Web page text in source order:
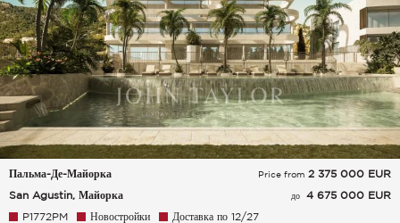
Пальма-Де-Майорка
San Agustin, Майорка
Price from 2 375 000 EUR
до 4 675 000 EUR
P1772PM
Новостройки Доставка по 12/27